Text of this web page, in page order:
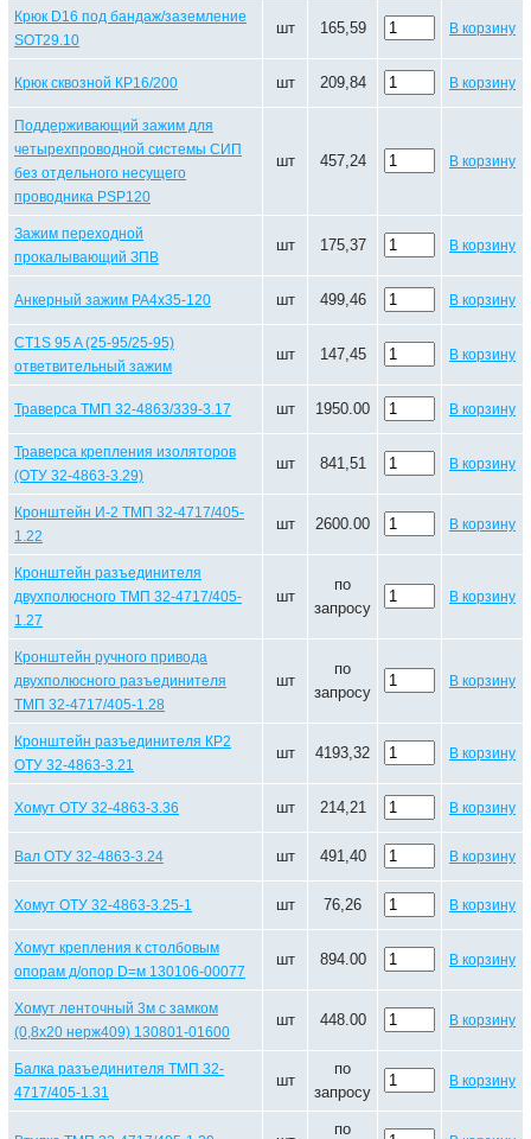
Крюк D16 под бандаж/заземление
SOT29.10
шт 165,59 В корзину
Крюк сквозной КР16/200 шт 209,84 В корзину
Поддерживающий зажим для
четырехпроводной системы СИП
без отдельного несущего
проводника PSP120
шт 457,24 В корзину
Зажим переходной
прокалывающий ЗПВ
шт 175,37 В корзину
Анкерный зажим РА4х35-120 шт 499,46 В корзину
CT1S 95 A (25-95/25-95)
ответвительный зажим
шт 147,45 В корзину
Траверса ТМП 32-4863/339-3.17 шт 1950.00 В корзину
Траверса крепления изоляторов
(ОТУ 32-4863-3.29)
шт 841,51 В корзину
Кронштейн И-2 ТМП 32-4717/405-
1.22
шт 2600.00 В корзину
Кронштейн разъединителя
двухполюсного ТМП 32-4717/405-
1.27
шт
по
запросу
В корзину
Кронштейн ручного привода
двухполюсного разъединителя
ТМП 32-4717/405-1.28
шт
по
запросу
В корзину
Кронштейн разъединителя КР2
ОТУ 32-4863-3.21
шт 4193,32 В корзину
Хомут ОТУ 32-4863-3.36 шт 214,21 В корзину
Вал ОТУ 32-4863-3.24 шт 491,40 В корзину
Хомут ОТУ 32-4863-3.25-1 шт 76,26 В корзину
Хомут крепления к столбовым
опорам д/опор D=м 130106-00077
шт 894.00 В корзину
Хомут ленточный 3м с замком
(0,8х20 нерж409) 130801-01600
шт 448.00 В корзину
Балка разъединителя ТМП 32-
4717/405-1.31
шт
по
запросу
В корзину
по